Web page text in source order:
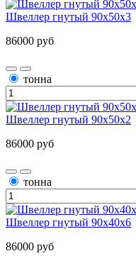
Швеллер гнутый 90х50х3
86000 руб
тонна
Швеллер гнутый 90х50х2
86000 руб
тонна
Швеллер гнутый 90х40х6
86000 руб